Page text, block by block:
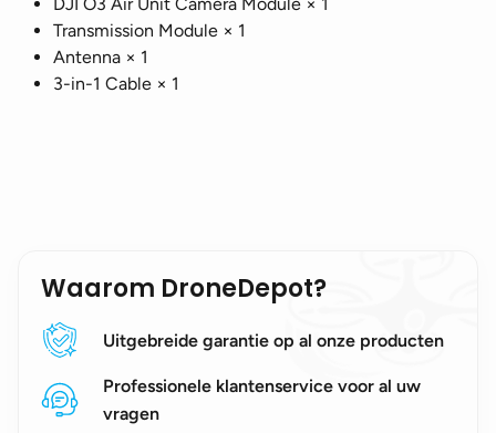
Transmission Module × 1
Antenna × 1
3-in-1 Cable × 1
Waarom DroneDepot?
Uitgebreide garantie op al onze producten
Professionele klantenservice voor al uw
vragen